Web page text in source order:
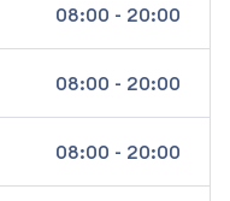
08:00 - 20:00
08:00 - 20:00
08:00 - 20:00